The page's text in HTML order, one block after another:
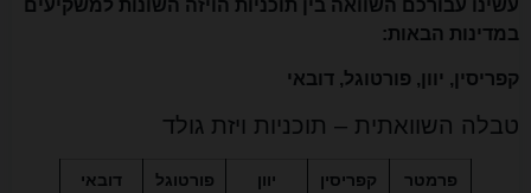
עשינו עבורכם השוואה בין תוכניות הויזה השונות למשקיעים
במדינות הבאות:
קפריסין, יוון, פורטוגל, דובאי
טבלה השוואתית – תוכניות ויזת גולד
פרמטר קפריסין יוון פורטוגל
דובאי